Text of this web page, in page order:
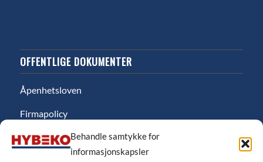
Behandle samtykke for
informasjonskapsler
OFFENTLIGE DOKUMENTER
Åpenhetsloven
Firmapolicy
Miljø